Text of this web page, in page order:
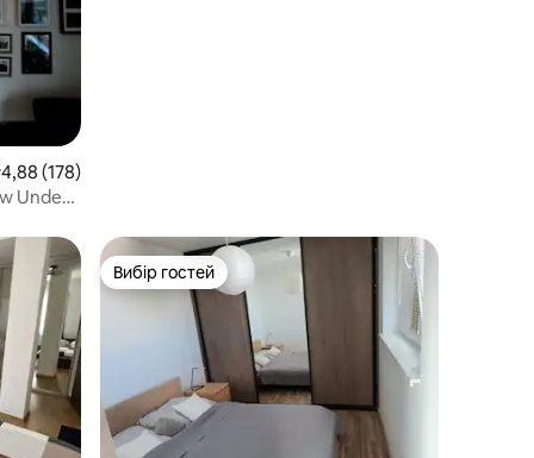
оцінка: 4,88 з 5, відгуки: 178
4,88 (178)
Under
Вибір гостей
Вибір гостей